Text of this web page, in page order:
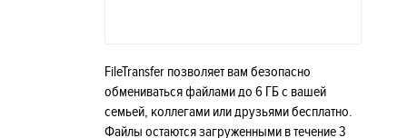
FileTransfer позволяет вам безопасно
обмениваться файлами до 6 ГБ с вашей
семьей, коллегами или друзьями бесплатно.
Файлы остаются загруженными в течение 3